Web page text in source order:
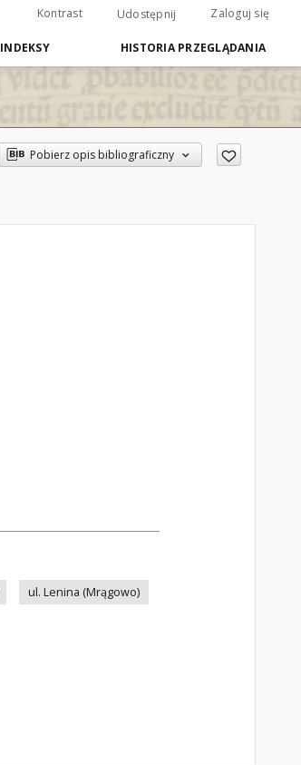
Kontrast Udostępnij Zaloguj się
INDEKSY HISTORIA PRZEGLĄDANIA
Pobierz opis bibliograficzny
ul. Lenina (Mrągowo)